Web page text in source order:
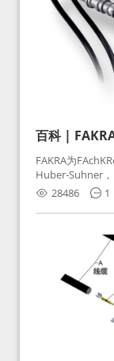
百科 |
FAKRA为
Huber-Suhner
Huber-Suhner相
Rosenberger）
接，如今
28486 1